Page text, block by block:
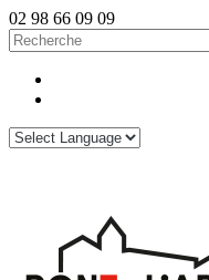
02 98 66 09 09